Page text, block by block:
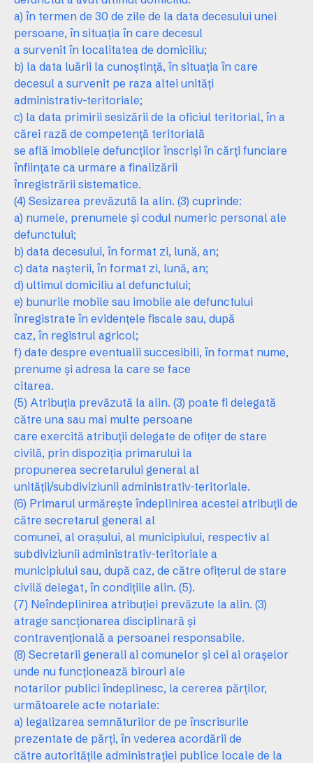
a) în termen de 30 de zile de la data decesului unei
persoane, în situaţia în care decesul
a survenit în localitatea de domiciliu;
b) la data luării la cunoştinţă, în situaţia în care
decesul a survenit pe raza altei unităţi
administrativ-teritoriale;
c) la data primirii sesizării de la oficiul teritorial, în a
cărei rază de competenţă teritorială
se află imobilele defuncţilor înscrişi în cărţi funciare
înfiinţate ca urmare a finalizării
înregistrării sistematice.
(4) Sesizarea prevăzută la alin. (3) cuprinde:
a) numele, prenumele şi codul numeric personal ale
defunctului;
b) data decesului, în format zi, lună, an;
c) data naşterii, în format zi, lună, an;
d) ultimul domiciliu al defunctului;
e) bunurile mobile sau imobile ale defunctului
înregistrate în evidenţele fiscale sau, după
caz, în registrul agricol;
f) date despre eventualii succesibili, în format nume,
prenume şi adresa la care se face
citarea.
(5) Atribuţia prevăzută la alin. (3) poate fi delegată
către una sau mai multe persoane
care exercită atribuţii delegate de ofiţer de stare
civilă, prin dispoziţia primarului la
propunerea secretarului general al
unităţii/subdiviziunii administrativ-teritoriale.
(6) Primarul urmăreşte îndeplinirea acestei atribuţii de
către secretarul general al
comunei, al oraşului, al municipiului, respectiv al
subdiviziunii administrativ-teritoriale a
municipiului sau, după caz, de către ofiţerul de stare
civilă delegat, în condiţiile alin. (5).
(7) Neîndeplinirea atribuţiei prevăzute la alin. (3)
atrage sancţionarea disciplinară şi
contravenţională a persoanei responsabile.
(8) Secretarii generali ai comunelor şi cei ai oraşelor
unde nu funcţionează birouri ale
notarilor publici îndeplinesc, la cererea părţilor,
următoarele acte notariale:
a) legalizarea semnăturilor de pe înscrisurile
prezentate de părţi, în vederea acordării de
către autorităţile administraţiei publice locale de la